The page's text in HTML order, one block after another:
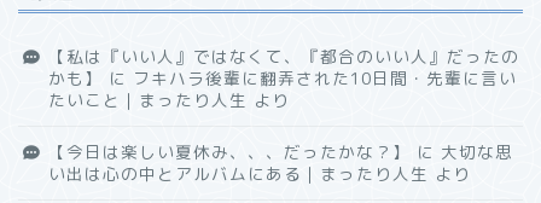
【私は『いい人』ではなくて、『都合のいい人』だったの
かも】
に フキハラ後輩に翻弄された10日間・先輩に言い
たいこと｜まったり人生 より
【今日は楽しい夏休み、、、だったかな？】 に 大切な思
い出は心の中とアルバムにある｜まったり人生 より